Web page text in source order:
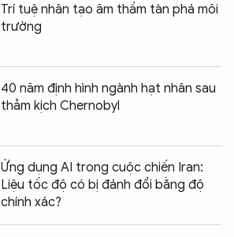
Trí tuệ nhân tạo âm thầm tàn phá môi
trường
40 năm định hình ngành hạt nhân sau
thảm kịch Chernobyl
Ứng dụng AI trong cuộc chiến Iran:
Liệu tốc độ có bị đánh đổi bằng độ
chính xác?